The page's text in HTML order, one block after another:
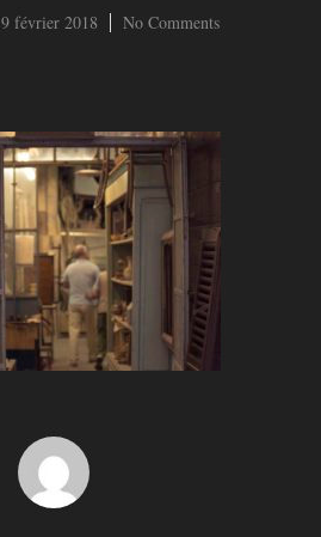
9 février 2018 No Comments